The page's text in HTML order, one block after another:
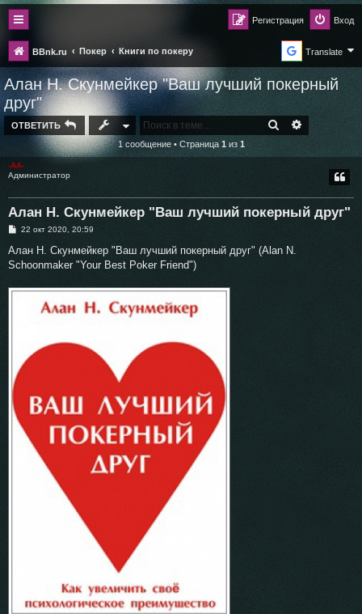
Вход
Регистрация
BBnk.ru Покер Книги по покеру Translate
Алан Н. Скунмейкер "Ваш лучший покерный
друг"
ОТВЕТИТЬ ПОИСК
1 сообщение • Страница 1 из 1
-AA-
Администратор
Алан Н. Скунмейкер "Ваш лучший покерный друг"
С
о
щ
н
22 окт 2020, 20:59
Алан Н. Скунмейкер "Ваш лучший покерный друг" (Alan N.
Schoonmaker "Your Best Poker Friend")